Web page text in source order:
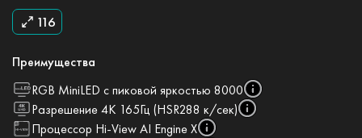
116
Преимущества
RGB MiniLED с пиковой яркостью 8000
Разрешение 4K 165Гц (HSR288 к/сек)
Процессор Hi-View AI Engine X